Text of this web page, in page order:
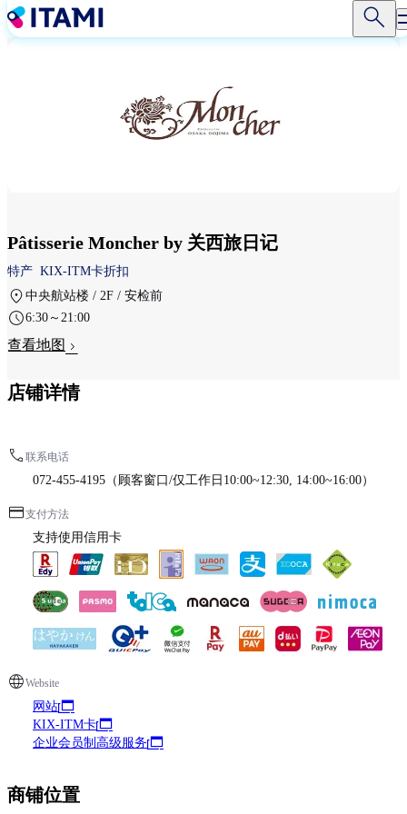
跳
转
Pâtisserie Moncher by 关西旅日记
特产 KIX-ITM卡折扣
中央航站楼 / 2F / 安检前
6:30～21:00
查看地图
店铺详情
联系电话
072-455-4195（顾客窗口/仅工作日10:00~12:30, 14:00~16:00）
支付方法
支持使用信用卡
Website
网站
KIX-ITM卡
企业会员制高级服务
商铺位置